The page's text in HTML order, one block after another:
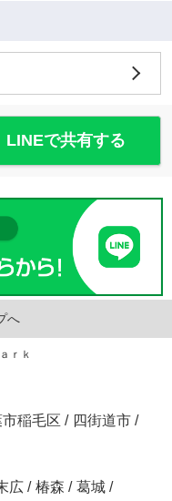
LINEで共有する
へ
ｒｋ
稲毛区 / 四街道市 /
広 / 椿森 / 葛城 /